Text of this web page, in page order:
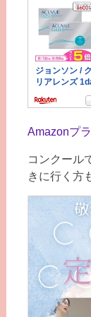
Amazonプ
コンクール
きに行く方